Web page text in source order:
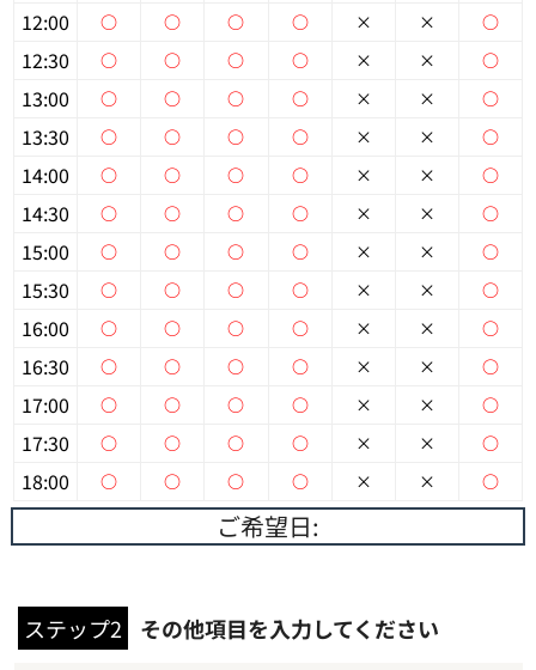
12:00
12:30
13:00
13:30
14:00
14:30
15:00
15:30
16:00
16:30
17:00
17:30
18:00
○
○
○
○
○
○
○
○
○
○
○
○
○
○
○
○
○
○
○
○
○
○
○
○
○
○
○
○
○
○
○
○
○
○
○
○
○
○
○
○
○
○
○
○
○
○
○
○
○
○
○
○
×
×
×
×
×
×
×
×
×
×
×
×
×
×
×
×
×
×
×
×
×
×
×
×
×
×
○
○
○
○
○
○
○
○
○
○
○
○
○
ご希望日:
ステップ2 その他項目を入力してください